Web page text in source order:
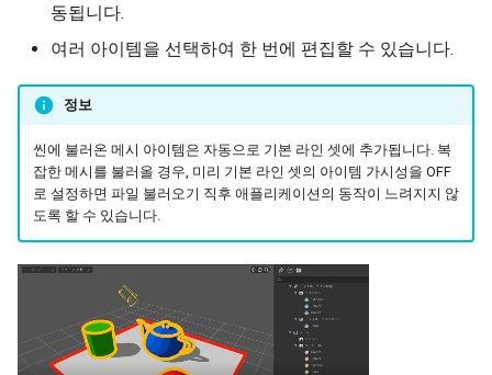
동됩니다.
여러 아이템을 선택하여 한 번에 편집할 수 있습니다.
정보
씬에 불러온 메시 아이템은 자동으로 기본 라인 셋에 추가됩니다. 복
잡한 메시를 불러올 경우, 미리 기본 라인 셋의 아이템 가시성을 OFF
로 설정하면 파일 불러오기 직후 애플리케이션의 동작이 느려지지 않
도록 할 수 있습니다.